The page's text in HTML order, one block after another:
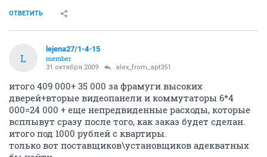
ОТВЕТИТЬ
L
lejena27/1-4-15
member
31 октября 2009 alex_from_apt351
итого 409 000+ 35 000 за фрамуги высоких
дверей+вторые видеопанели и коммутаторы 6*4
000=24 000 + еще непредвиденные расходы, которые
всплывут сразу после того, как заказ будет сделан.
итого под 1000 рублей с квартиры.
только вот поставщиков\установщиков адекватных